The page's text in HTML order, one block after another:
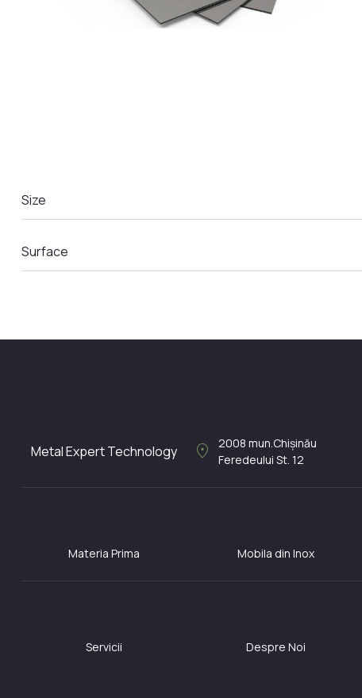
Size
Surface
Metal Expert Technology location_on 2008 mun.Chișinău
Feredeului St. 12
Materia Prima Mobila din Inox
Servicii Despre Noi